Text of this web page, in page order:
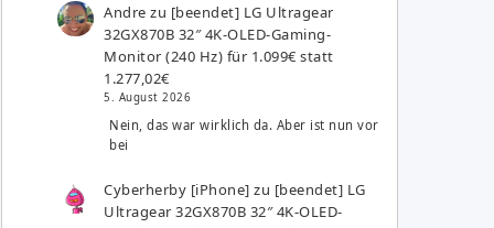
Andre zu [beendet] LG Ultragear
32GX870B 32″ 4K-OLED-Gaming-
Monitor (240 Hz) für 1.099€ statt
1.277,02€
5. August 2026
Nein, das war wirklich da. Aber ist nun vor
bei
Cyberherby [iPhone] zu [beendet] LG
Ultragear 32GX870B 32″ 4K-OLED-